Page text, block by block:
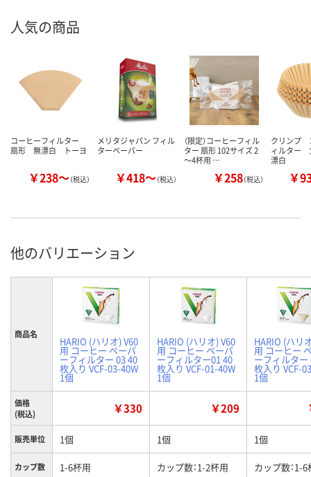
人気の商品
コーヒーフィルター
扇形 無漂白 トーヨ
￥238～（税込）
メリタジャパン フィル
ターペーパー
￥418～（税込）
（限定）コーヒーフィル
ター 扇形 102サイズ 2
～4杯用 …
￥258（税込）
クリンプ
ィルター
漂白
￥
他のバリエーション
商品名
HARIO (ハリオ) V60
用 コーヒー ペーパ
ーフィルター 03 40
枚入り VCF-03-40W
1個
HARIO (ハリオ) V60
用 コーヒー ペーパ
ーフィルター01 40
枚入り VCF-01-40W
1個
HARIO (ハリ
用 コーヒー
ーフィルター
枚入り VCF-
1個
価格
(税込)
￥330 ￥209
販売単位 1個 1個 1個
カップ数 1-6杯用 カップ数：1-2杯用 カップ数：1-